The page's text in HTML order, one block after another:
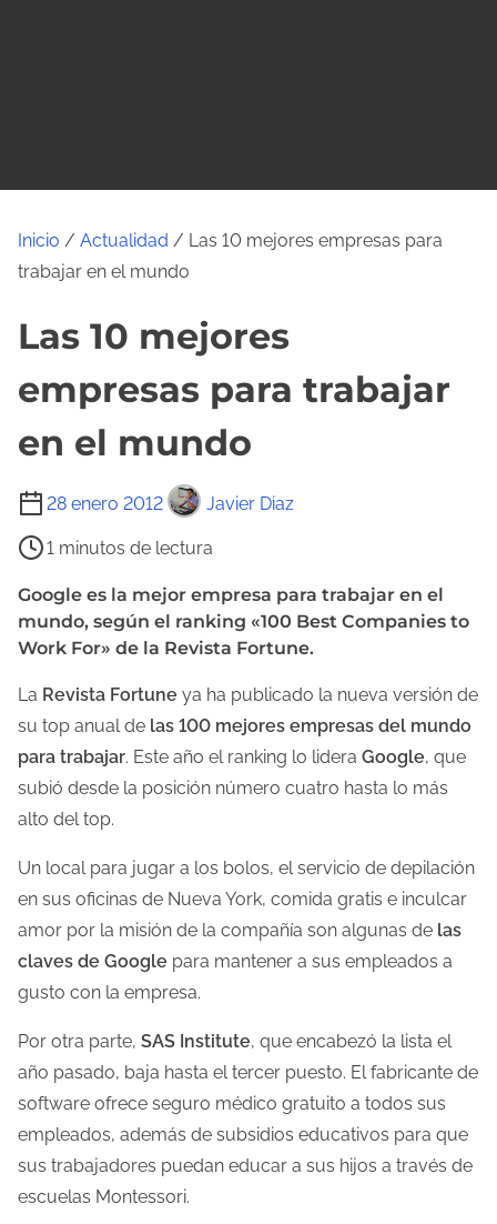
Inicio / Actualidad / Las 10 mejores empresas para
trabajar en el mundo
Las 10 mejores
empresas para trabajar
en el mundo
28 enero 2012 Javier Diaz
T
e
m
p
o
d
u
r
a
d
e
1 minutos de lectura
Google es la mejor empresa para trabajar en el
mundo, según el ranking «100 Best Companies to
Work For» de la Revista Fortune.
La Revista Fortune ya ha publicado la nueva versión de
su top anual de las 100 mejores empresas del mundo
para trabajar. Este año el ranking lo lidera Google, que
subió desde la posición número cuatro hasta lo más
alto del top.
Un local para jugar a los bolos, el servicio de depilación
en sus oficinas de Nueva York, comida gratis e inculcar
amor por la misión de la compañía son algunas de las
claves de Google para mantener a sus empleados a
gusto con la empresa.
Por otra parte, SAS Institute, que encabezó la lista el
año pasado, baja hasta el tercer puesto. El fabricante de
software ofrece seguro médico gratuito a todos sus
empleados, además de subsidios educativos para que
sus trabajadores puedan educar a sus hijos a través de
escuelas Montessori.